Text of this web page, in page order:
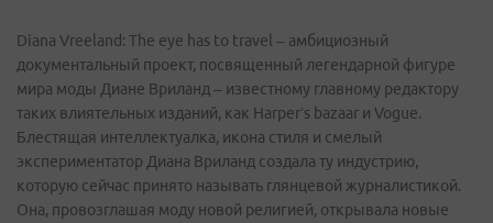
Diana Vreeland: The eye has to travel – амбициозный
документальный проект, посвященный легендарной фигуре
мира моды Диане Вриланд – известному главному редактору
таких влиятельных изданий, как Harper’s bazaar и Vogue.
Блестящая интеллектуалка, икона стиля и смелый
экспериментатор Диана Вриланд создала ту индустрию,
которую сейчас принято называть глянцевой журналистикой.
Она, провозглашая моду новой религией, открывала новые